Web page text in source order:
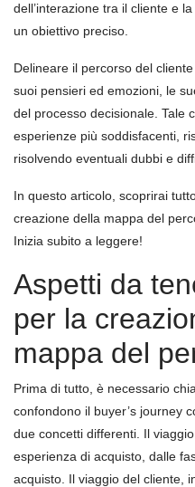
dell’interazione tra il cliente e
un obiettivo preciso.
Delineare il percorso del
suoi pensieri ed emozioni, le
del processo decisionale. Tale
esperienze più soddisfacenti,
risolvendo eventuali dubbi e
In questo articolo, scoprirai
creazione della mappa del
Inizia subito a leggere!
Aspetti da
per la
mappa del
Prima di tutto, è necessario
confondono il buyer’s journey
due concetti differenti. Il
esperienza di acquisto, dalle
acquisto. Il viaggio del cliente,